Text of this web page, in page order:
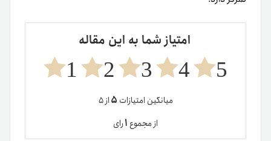
امتیاز شما به این مقاله
5
4
3
2
1
میانگین امتیازات ۵از ۵
از مجموع۱رای